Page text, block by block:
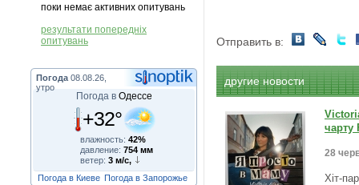
поки немає активних опитувань
результати попередніх
опитувань
Погода 08.08.26,
утро
Погода в Одессе
+32°
влажность: 42%
давление: 754 мм
ветер: 3 м/с,
Погода в Киеве Погода в Запорожье
Отправить в:
другие новости
чарту
28
Хіт-